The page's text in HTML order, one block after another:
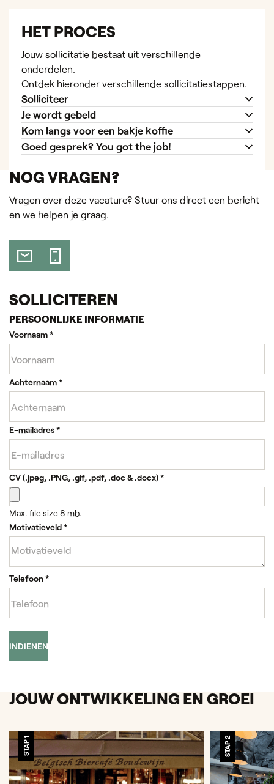
HET PROCES
Jouw sollicitatie bestaat uit verschillende
onderdelen.
Ontdek hieronder verschillende sollicitatiestappen.
Solliciteer
Je wordt gebeld
Kom langs voor een bakje koffie
Goed gesprek? You got the job!
NOG VRAGEN?
Vragen over deze vacature? Stuur ons direct een bericht
en we helpen je graag.
SOLLICITEREN
PERSOONLIJKE INFORMATIE
Voornaam*
Achternaam*
E-mailadres*
CV (.jpeg, .PNG, .gif, .pdf, .doc & .docx)*
Max. file size 8 mb.
Motivatieveld*
Telefoon*
INDIENEN
JOUW ONTWIKKELING EN GROEI
STAP 1 STAP 2